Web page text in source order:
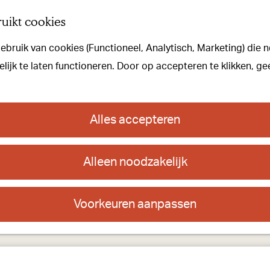
cookies
van cookies (Functioneel, Analytisch, Marketing) die
te laten functioneren. Door op accepteren te klikken,
Alles accepteren
Alleen noodzakelijk
Voorkeuren aanpassen